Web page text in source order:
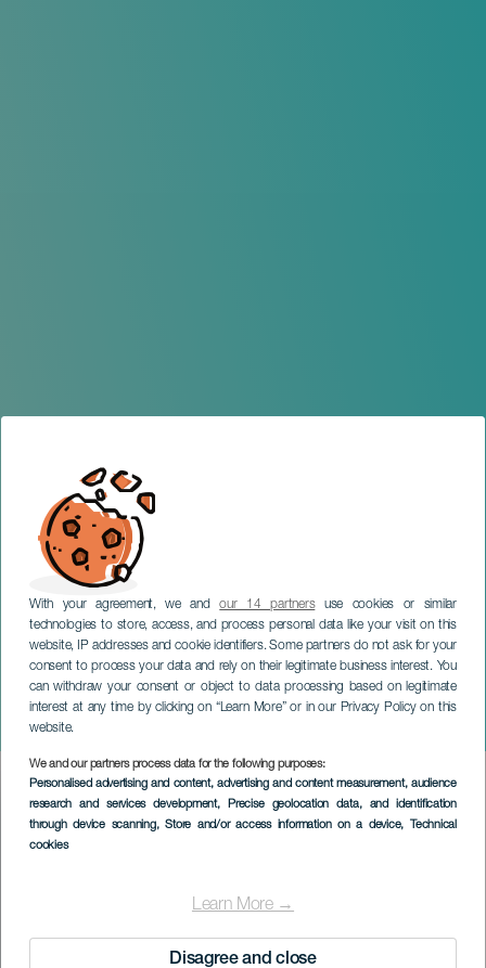
With your agreement, we andour 14 partnersuse cookies or similar
technologies to store, access, and process personal data like your visit on this
website, IP addresses and cookie identifiers. Some partners do not ask for your
consent to process your data and rely on their legitimate business interest. You
can withdraw your consent or object to data processing based on legitimate
interest at any time by clicking on “Learn More” or in our Privacy Policy on this
website.
We and our partners process data for the following purposes:
Personalised advertising and content, advertising and content measurement, audience
research and services development, Precise geolocation data, and identification
through device scanning, Store and/or access information on a device, Technical
cookies
Learn More →
Disagree and close
Deine Schönheit
TENERIFE
Imagen
Listado